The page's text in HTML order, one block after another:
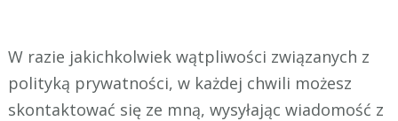
W razie jakichkolwiek wątpliwości związanych z
polityką prywatności, w każdej chwili możesz
skontaktować się ze mną, wysyłając wiadomość z